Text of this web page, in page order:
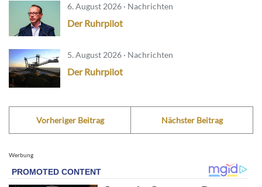
6. August 2026 · Nachrichten
Der Ruhrpilot
5. August 2026 · Nachrichten
Der Ruhrpilot
Vorheriger Beitrag Nächster Beitrag
Werbung